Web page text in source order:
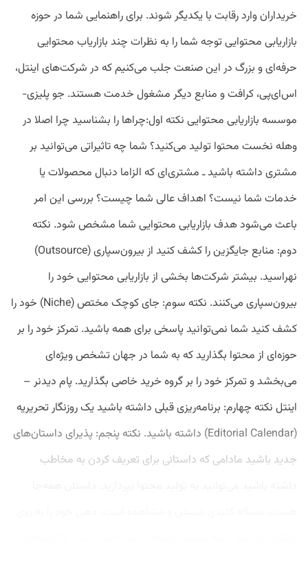
خریداران وارد رقابت با یکدیگر شوند. برای راهنمایی شما در حوزه
بازاریابی محتوایی توجه شما را به نظرات چند بازاریاب محتوایی
حرفه‌ای و بزرگ در این صنعت جلب می‌کنیم که در شرکت‌های اینتل،
اس‌ای‌پی، کرافت و منابع دیگر مشغول خدمت هستند. جو پلیزی-
موسسه بازاریابی محتوایی نکته اول:چراها را بشناسید چرا اصلا در
وهله نخست محتوا تولید می‌کنید؟ شما چه تاثیراتی می‌توانید بر
مشتری داشته باشید ـ مشتری‌ای که الزاما دنبال محصولات یا
خدمات شما نیست؟ اهداف عالی شما چیست؟ بررسی این امر
باعث می‌شود هدف بازاریابی محتوایی شما مشخص شود. نکته
دوم: منابع جایگزین را کشف کنید از بیرون‌سپاری (Outsource)
نهراسید. بیشتر شرکت‌ها بخشی از بازاریابی محتوایی خود را
بیرون‌سپاری می‌کنند. نکته سوم: جای کوچک مختص (Niche) خود را
کشف کنید شما نمی‌توانید پاسخی برای همه باشید. تمرکز خود را بر
حوزه‌ای از محتوا بگذارید که به شما در جهان تشخص ویژه‌ای
می‌بخشد و تمرکز خود را بر گروه خرید خاصی بگذارید. پام دیدنر –
اینتل نکته چهارم: برنامه‌ریزی قبلی داشته باشید یک روزنگار تحریریه
(Editorial Calendar) داشته باشید. نکته پنجم: پذیرای داستان‌های
جدید باشید مادامی که داستانی برای تعریف کردن به مخاطب